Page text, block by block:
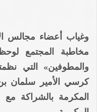
وغياب أعضاء مجالس
مخاطبة المجتمع
والمطوفين» التي
كرسي الأمير سلمان
المكرمة بالشراكة